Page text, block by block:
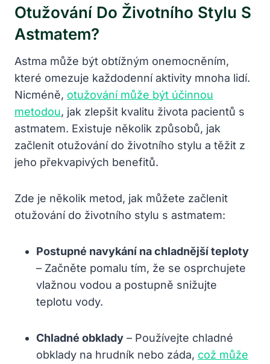
Otužování Do Životního Stylu S
Astmatem?
Astma může být obtížným onemocněním,
které omezuje každodenní aktivity mnoha lidí.
Nicméně, otužování může být účinnou
metodou, jak zlepšit kvalitu života pacientů s
astmatem. Existuje několik způsobů, jak
začlenit otužování do životního stylu a těžit z
jeho překvapivých benefitů.
Zde je několik metod, jak můžete začlenit
otužování do životního stylu s astmatem:
Postupné navykání na chladnější teploty
– Začněte pomalu tím, že se osprchujete
vlažnou vodou a postupně snižujte
teplotu vody.
Chladné obklady – Používejte chladné
obklady na hrudník nebo záda, což může